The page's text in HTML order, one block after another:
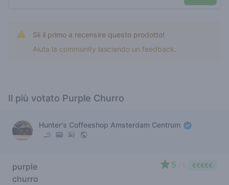
Sii il primo a recensire questo prodotto!
Aiuta la community lasciando un feedback.
Il più votato Purple Churro
Hunter's Coffeeshop Amsterdam Centrum
purple
churro
5 €€€€€